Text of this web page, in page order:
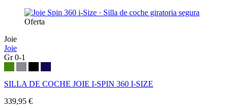
Oferta
Joie
Joie
Gr 0-1
SILLA DE COCHE JOIE I-SPIN 360 I-SIZE
339,95 €